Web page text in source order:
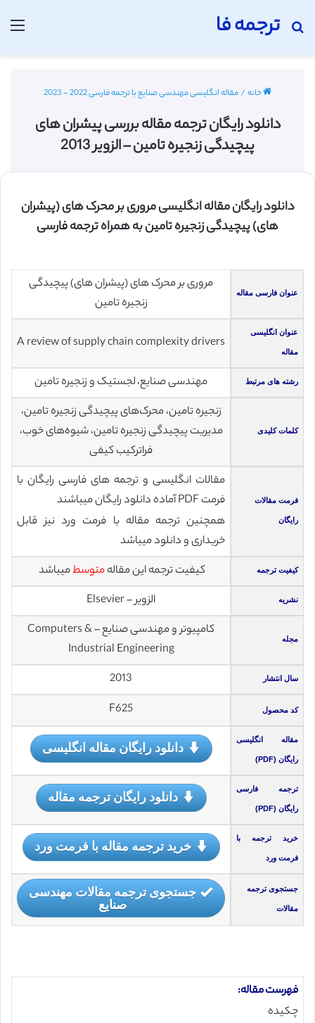
ترجمه فا
جستجو برای
خانه/مقاله انگلیسی مهندسی صنایع با ترجمه فارسی 2022 - 2023
دانلود رایگان ترجمه مقاله بررسی پیشران های
پیچیدگی زنجیره تامین – الزویر 2013
دانلود رایگان مقاله انگلیسی مروری بر محرک ‌های (پیشران
های) پیچیدگی زنجیره تامین به همراه ترجمه فارسی
عنوان فارسی مقاله
مروری بر محرک ‌های (پیشران های) پیچیدگی
زنجیره تامین
عنوان انگلیسی
مقاله A review of supply chain complexity drivers
رشته های مرتبط مهندسی صنایع، لجستیک و زنجیره تامین
کلمات کلیدی
زنجیره تامین، محرک‌های پیچیدگی زنجیره تامین،
مدیریت پیچیدگی زنجیره تامین، شیوه‌های خوب،
فراترکیب کیفی
فرمت مقالات
رایگان
مقالات انگلیسی و ترجمه های فارسی رایگان با
فرمت PDF آماده دانلود رایگان میباشند
همچنین ترجمه مقاله با فرمت ورد نیز قابل
خریداری و دانلود میباشد
کیفیت ترجمه کیفیت ترجمه این مقالهمتوسطمیباشد
نشریه الزویر – Elsevier
مجله
کامپیوتر و مهندسی صنایع – Computers &
Industrial Engineering
سال انتشار 2013
کد محصول F625
مقاله انگلیسی
رایگان (PDF)
دانلود رایگان مقاله انگلیسی
ترجمه فارسی
رایگان (PDF)
دانلود رایگان ترجمه مقاله
خرید ترجمه با
فرمت ورد
خرید ترجمه مقاله با فرمت ورد
جستجوی ترجمه
مقالات
جستجوی ترجمه مقالات مهندسی
صنایع
فهرست مقاله:
چکیده